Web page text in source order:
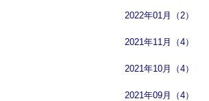
2022年01月（2）
2021年11月（4）
2021年10月（4）
2021年09月（4）